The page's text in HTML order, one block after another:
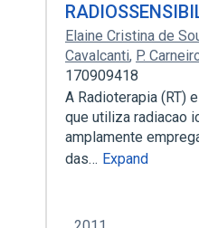
Elaine Cristina de
Cavalcanti, P.
170909418
A Radioterapia (RT)
que utiliza radiacao
amplamente
das… Expand